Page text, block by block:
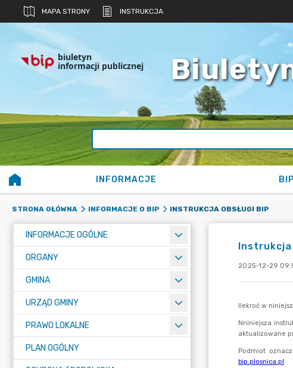
MAPA STRONY INSTRUKCJA
biuletyn
informacji publicznej
INFORMACJE
STRONA GŁÓWNA INFORMACJE O BIP INSTRUKCJA OBSŁUGI BIP
INFORMACJE OGÓLNE
ORGANY
GMINA
URZĄD GMINY
PRAWO LOKALNE
PLAN OGÓLNY
Instrukcja
2025-12-29